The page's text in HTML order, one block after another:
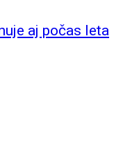
aj počas leta